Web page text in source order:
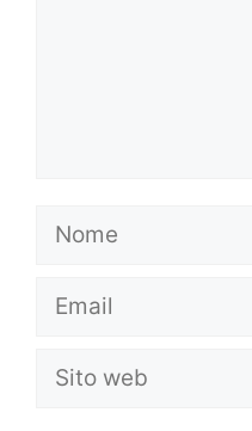
Nome
Email
Sito